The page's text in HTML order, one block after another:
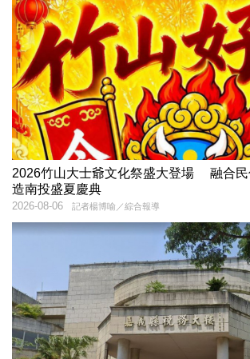
2026竹山大士爺文化祭盛大登場 融合民
造南投盛夏慶典
記者楊博喻／綜合報導
2026-08-06